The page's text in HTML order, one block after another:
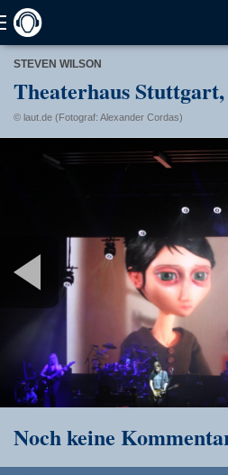
STEVEN WILSON
Theaterhaus Stuttgart,
© laut.de (Fotograf: Alexander Cordas)
Noch keine